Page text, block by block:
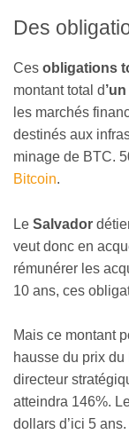
Des
Ces obligations
montant total d
les marchés
destinés aux
minage de BTC.
Bitcoin.
Le Salvador
veut donc en
rémunérer les
10 ans, ces
Mais ce montant
hausse du prix
directeur
atteindra 146%.
dollars d’ici 5 ans.